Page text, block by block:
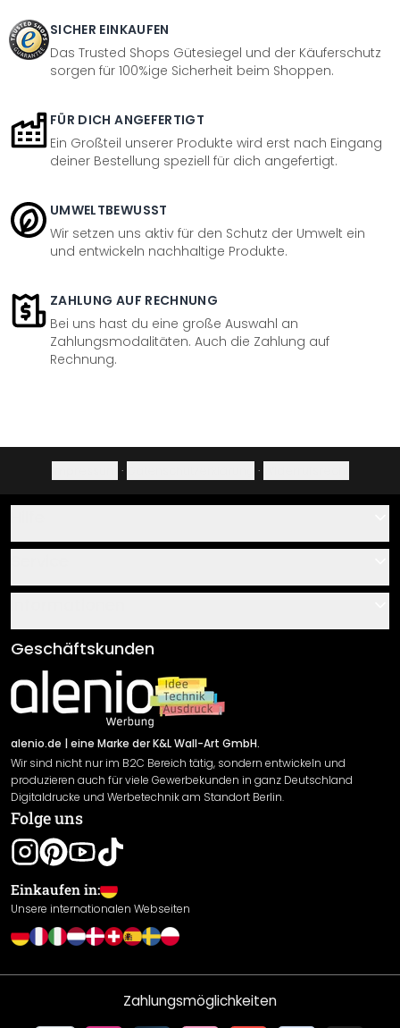
SICHER EINKAUFEN
Das Trusted Shops Gütesiegel und der Käuferschutz
sorgen für 100%ige Sicherheit beim Shoppen.
FÜR DICH ANGEFERTIGT
Ein Großteil unserer Produkte wird erst nach Eingang
deiner Bestellung speziell für dich angefertigt.
UMWELTBEWUSST
Wir setzen uns aktiv für den Schutz der Umwelt ein
und entwickeln nachhaltige Produkte.
ZAHLUNG AUF RECHNUNG
Bei uns hast du eine große Auswahl an
Zahlungsmodalitäten. Auch die Zahlung auf
Rechnung.
· ·
Über uns
Klebe- und Montageanleitungen
Newsletter An-/Abmeldung
Sendungsverfolgung
AGB
Impressum
Versand & Zahlung
Rücksendung
Widerrufsrecht
Datenschutzerklärung
Gewährleistung
Leistungserklärung / CE-Zeichen
Cookie Einstellungen
Geschäftskunden
alenio.de | eine Marke der K&L Wall-Art GmbH.
Wir sind nicht nur im B2C Bereich tätig, sondern entwickeln und
produzieren auch für viele Gewerbekunden in ganz Deutschland
Digitaldrucke und Werbetechnik am Standort Berlin.
Folge uns
Einkaufen in:
Unsere internationalen Webseiten
Zahlungsmöglichkeiten